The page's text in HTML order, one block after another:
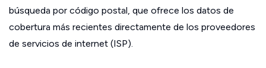
búsqueda por código postal, que ofrece los datos de
cobertura más recientes directamente de los proveedores
de servicios de internet (ISP).